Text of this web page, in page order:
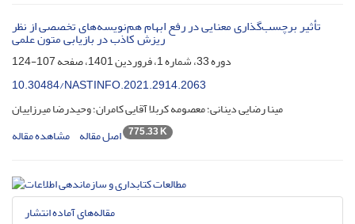
تأثیر برچسب‌گذاری معنایی در رفع ابهام هم‌نویسه‌های تخصصی از نظر
ریزش کاذب در بازیابی متون علمی
دوره 33، شماره 1، فروردین 1401، صفحه
107-124
10.30484/NASTINFO.2021.2914.2063
مینا رضایی دینانی؛ معصومه کربلا آقایی کامران؛ وحیدرضا میرزاییان
مشاهده مقاله
775.33 K
مقاله‌های آماده انتشار